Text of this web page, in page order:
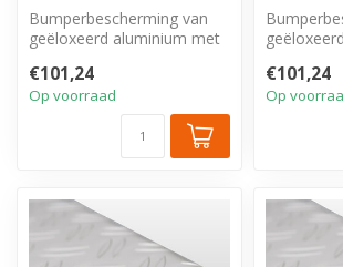
Bumperbescherming van
geëloxeerd aluminium met
Ope...
€101,24
Op voorraad
Ren...
€101,24
Op